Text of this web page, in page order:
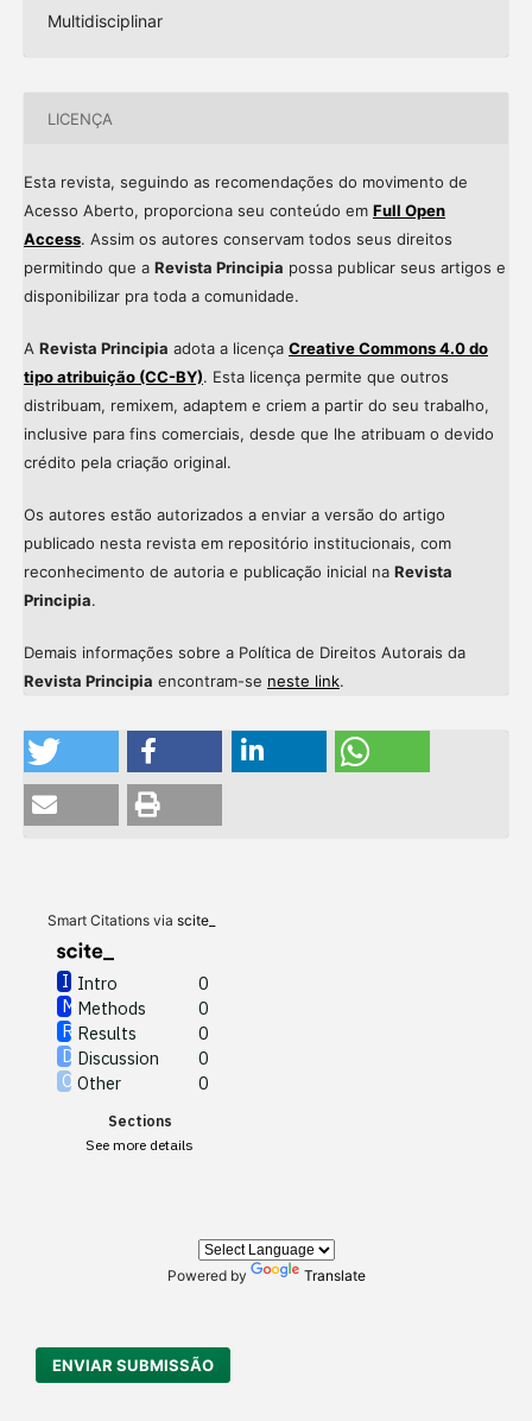
Multidisciplinar
LICENÇA
Esta revista, seguindo as recomendações do movimento de
Acesso Aberto, proporciona seu conteúdo em Full Open
Access. Assim os autores conservam todos seus direitos
permitindo que a Revista Principia possa publicar seus artigos e
disponibilizar pra toda a comunidade.
A Revista Principia adota a licença Creative Commons 4.0 do
tipo atribuição (CC-BY). Esta licença permite que outros
distribuam, remixem, adaptem e criem a partir do seu trabalho,
inclusive para fins comerciais, desde que lhe atribuam o devido
crédito pela criação original.
Os autores estão autorizados a enviar a versão do artigo
publicado nesta revista em repositório institucionais, com
reconhecimento de autoria e publicação inicial na Revista
Principia.
Demais informações sobre a Política de Direitos Autorais da
Revista Principia encontram-se neste link.
Smart Citations via scite_
Intro
0
Methods
0
Results
0
Discussion
0
Other
0
Sections
See more details
supports, mentions, or
contrasts the cited claim, and
Powered by Translate
ENVIAR SUBMISSÃO